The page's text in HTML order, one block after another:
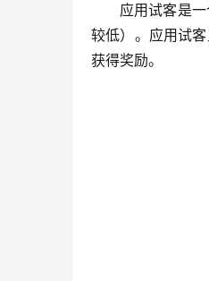
应用试客是
较低）。应用试
获得奖励。